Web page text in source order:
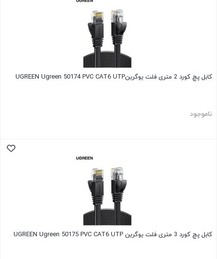
کابل پچ کورد 2 متری فلت یوگرینUGREEN Ugreen 50174 PVC CAT6 UTP
ناموجود
کابل پچ کورد 3 متری فلت یوگرین UGREEN Ugreen 50175 PVC CAT6 UTP